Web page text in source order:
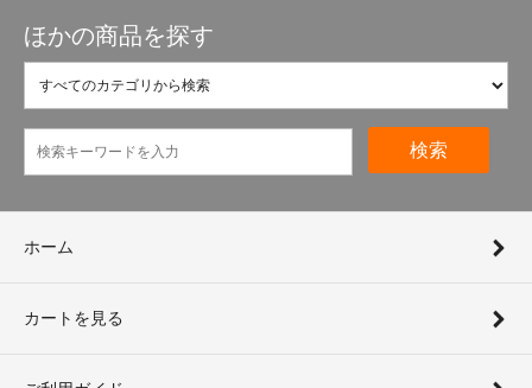
ほかの商品を探す
検索
ホーム
カートを見る